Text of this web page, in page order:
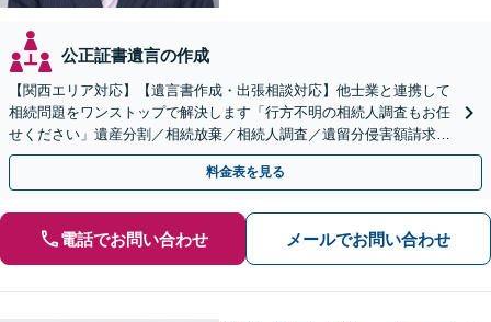
公正証書遺言の作成
【関西エリア対応】【遺言書作成・出張相談対応】他士業と連携して
相続問題をワンストップで解決します「行方不明の相続人調査もお任
せください」遺産分割／相続放棄／相続人調査／遺留分侵害額請求／
登記など【休日・夜間面談可】【分割払い対応】
料金表を見る
電話でお問い合わせ メールでお問い合わせ